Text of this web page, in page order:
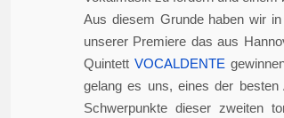
Aus diesem Grunde haben wir
unserer Premiere das aus
Quintett VOCALDENTE
gelang es uns, eines der
Schwerpunkte dieser zweiten